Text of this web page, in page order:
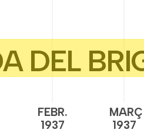
FEBR.
1937
MARÇ
1937